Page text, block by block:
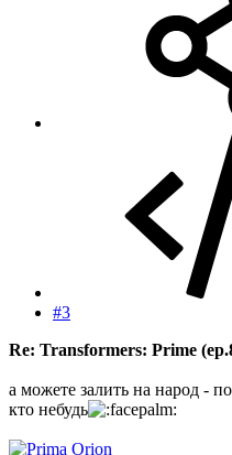
#3
Re: Transformers: Prime
а можете залить на народ -
кто небудь